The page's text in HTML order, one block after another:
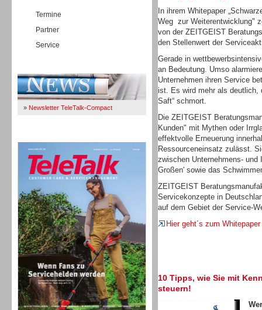
Termine
Partner
Service
» Newsletter TeleTalk-Compact
TK- und ACD-Systeme
In ihrem Whitepaper
Weg zur Weiterentwicklung"
von der ZEITGEIST
den Stellenwert der
Gerade in
an Bedeutung. Umso
Unternehmen ihren Service
ist. Es wird mehr als deutlich,
Saft“ schmort.
Die ZEITGEIST
Kunden" mit Mythen oder
effektvolle Erneuerung
Ressourceneinsatz zulässt.
zwischen Unternehmens- und
Großen' sowie das
ZEITGEIST
Servicekonzepte in
auf dem Gebiet der Service-
Hier geht´s zum Whitepaper
10 Tipps, wie Sie mit
steuern!